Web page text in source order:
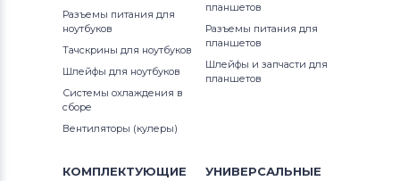
Аккумуляторы для ноутбуков
Аккумуляторы для ноутбуков
15800 Series
16400 Series
Разъемы питания для
ноутбуков
Тачскрины для ноутбуков
Шлейфы для ноутбуков
Системы охлаждения в
сборе
Вентиляторы (кулеры)
планшетов
Разъемы питания для
планшетов
Шлейфы и запчасти для
планшетов
КОМПЛЕКТУЮЩИЕ
УНИВЕРСАЛЬНЫЕ